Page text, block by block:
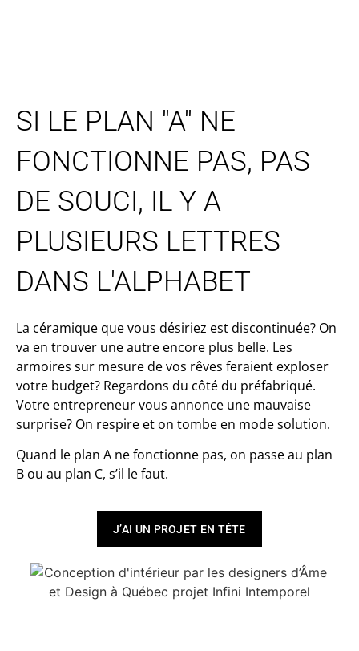
SI LE PLAN ''A'' NE
FONCTIONNE PAS, PAS
DE SOUCI, IL Y A
PLUSIEURS LETTRES
DANS L'ALPHABET
La céramique que vous désiriez est discontinuée? On
va en trouver une autre encore plus belle. Les
armoires sur mesure de vos rêves feraient exploser
votre budget? Regardons du côté du préfabriqué.
Votre entrepreneur vous annonce une mauvaise
surprise? On respire et on tombe en mode solution.
Quand le plan A ne fonctionne pas, on passe au plan
B ou au plan C, s’il le faut.
J’AI UN PROJET EN TÊTE